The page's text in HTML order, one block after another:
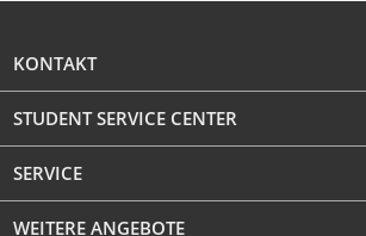
KONTAKT
STUDENT SERVICE CENTER
SERVICE
WEITERE ANGEBOTE